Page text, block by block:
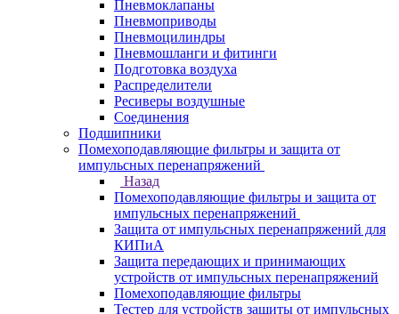
Пневмоклапаны
Пневмоприводы
Пневмоцилиндры
Пневмошланги и фитинги
Подготовка воздуха
Распределители
Ресиверы воздушные
Соединения
Подшипники
Помехоподавляющие фильтры и защита от
импульсных перенапряжений
Назад
Помехоподавляющие фильтры и защита от
импульсных перенапряжений
Защита от импульсных перенапряжений для
КИПиА
Защита передающих и принимающих
устройств от импульсных перенапряжений
Помехоподавляющие фильтры
Тестер для устройств защиты от импульсных